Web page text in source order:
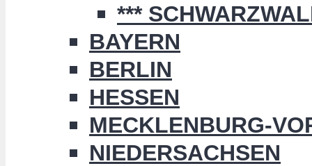
***
BAYERN
BERLIN
HESSEN
MECKLENBURG-
NIEDERSACHSEN